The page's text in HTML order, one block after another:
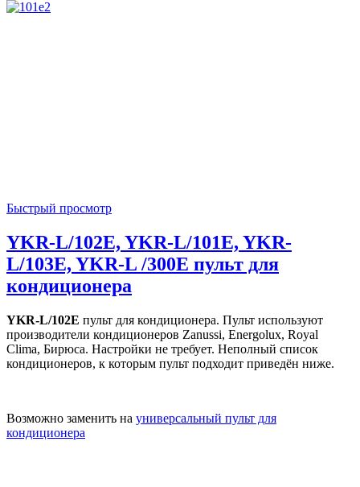
Быстрый просмотр
YKR-L/102E, YKR-L/101E, YKR-
L/103E, YKR-L /300E пульт для
кондиционера
YKR-L/102E пульт для кондиционера. Пульт используют
производители кондиционеров Zanussi, Energolux, Royal
Clima, Бирюса. Настройки не требует. Неполный список
кондиционеров, к которым пульт подходит приведён ниже.
Возможно заменить на универсальный пульт для
кондиционера